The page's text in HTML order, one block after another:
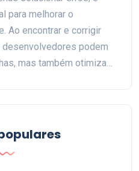
para melhorar o
Ao encontrar e corrigir
podem
mas também otimizar
disso, são
para identificar e